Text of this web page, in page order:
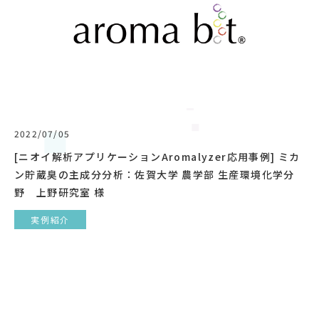
2022/07/05
[ニオイ解析アプリケーションAromalyzer応用事例] ミカ
ン貯蔵臭の主成分分析：佐賀大学 農学部 生産環境化学分
野 上野研究室 様
実例紹介